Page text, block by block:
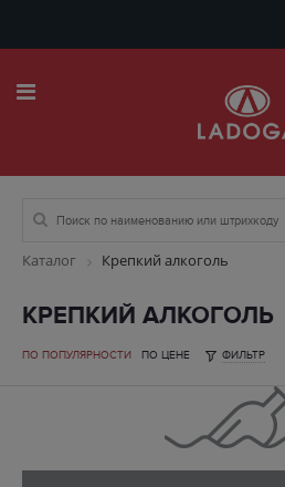
Каталог Крепкий алкоголь
КРЕПКИЙ АЛКОГОЛЬ
ПО ПОПУЛЯРНОСТИ ПО ЦЕНЕ ФИЛЬТР